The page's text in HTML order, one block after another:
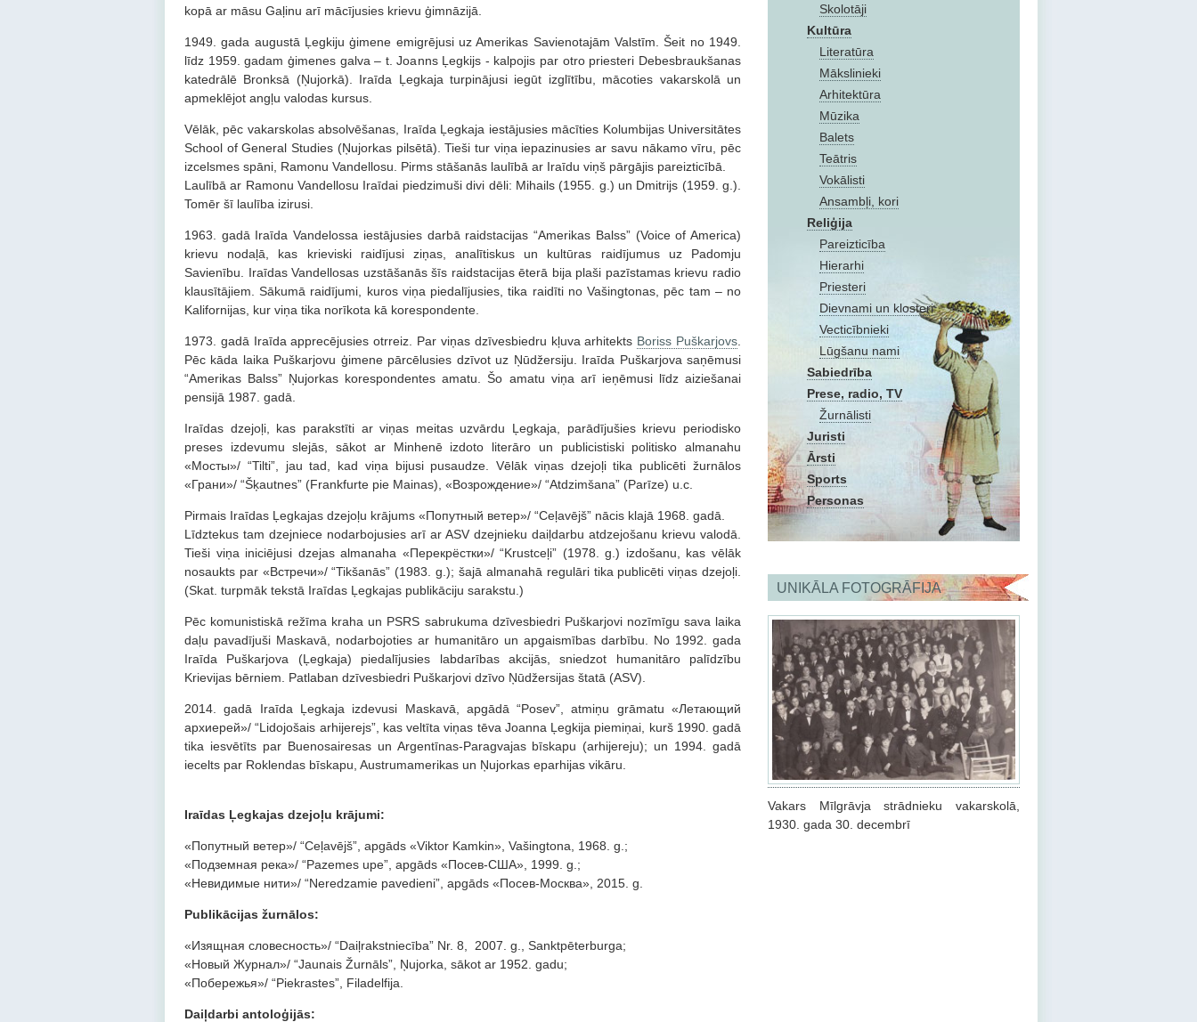
Skolotāji
Kultūra
Literatūra
Mākslinieki
Arhitektūra
Mūzika
Balets
Teātris
Vokālisti
Ansambļi, kori
Reliģija
Pareizticība
Hierarhi
Priesteri
Dievnami un klosteri
Vecticībnieki
Lūgšanu nami
Sabiedrība
Prese, radio, TV
Žurnālisti
Juristi
Ārsti
Sports
Personas
UNIKĀLA FOTOGRĀFIJA
Vakars Mīlgrāvja strādnieku vakarskolā,
1930. gada 30. decembrī
kopā ar māsu Gaļinu arī mācījusies krievu ģimnāzijā.
1949. gada augustā Ļegkiju ģimene emigrējusi uz Amerikas Savienotajām Valstīm. Šeit no 1949.
līdz 1959. gadam ģimenes galva – t. Joanns Ļegkijs - kalpojis par otro priesteri Debesbraukšanas
katedrālē Bronksā (Ņujorkā). Iraīda Ļegkaja turpinājusi iegūt izglītību, mācoties vakarskolā un
apmeklējot angļu valodas kursus.
Vēlāk, pēc vakarskolas absolvēšanas, Iraīda Ļegkaja iestājusies mācīties Kolumbijas Universitātes
School of General Studies (Ņujorkas pilsētā). Tieši tur viņa iepazinusies ar savu nākamo vīru, pēc
izcelsmes spāni, Ramonu Vandellosu. Pirms stāšanās laulībā ar Iraīdu viņš pārgājis pareizticībā.
Laulībā ar Ramonu Vandellosu Iraīdai piedzimuši divi dēli: Mihails (1955. g.) un Dmitrijs (1959. g.).
Tomēr šī laulība izirusi.
1963. gadā Iraīda Vandelossa iestājusies darbā raidstacijas “Amerikas Balss” (Voice of America)
krievu nodaļā, kas krieviski raidījusi ziņas, analītiskus un kultūras raidījumus uz Padomju
Savienību. Iraīdas Vandellosas uzstāšanās šīs raidstacijas ēterā bija plaši pazīstamas krievu radio
klausītājiem. Sākumā raidījumi, kuros viņa piedalījusies, tika raidīti no Vašingtonas, pēc tam – no
Kalifornijas, kur viņa tika norīkota kā korespondente.
1973. gadā Iraīda apprecējusies otrreiz. Par viņas dzīvesbiedru kļuva arhitekts Boriss Puškarjovs
Pēc kāda laika Puškarjovu ģimene pārcēlusies dzīvot uz Ņūdžersiju. Iraīda Puškarjova saņēmusi
“Amerikas Balss” Ņujorkas korespondentes amatu. Šo amatu viņa arī ieņēmusi līdz aiziešanai
pensijā 1987. gadā.
Iraīdas dzejoļi, kas parakstīti ar viņas meitas uzvārdu Ļegkaja, parādījušies krievu periodisko
preses izdevumu slejās, sākot ar Minhenē izdoto literāro un publicistiski politisko almanahu
«Мосты»/ “Tilti”, jau tad, kad viņa bijusi pusaudze. Vēlāk viņas dzejoļi tika publicēti žurnālos
«Грани»/ “Šķautnes” (Frankfurte pie Mainas), «Возрождение»/ “Atdzimšana” (Parīze) u.c.
Pirmais Iraīdas Ļegkajas dzejoļu krājums «Попутный ветер»/ “Ceļavējš” nācis klajā 1968. gadā.
Līdztekus tam dzejniece nodarbojusies arī ar ASV dzejnieku daiļdarbu atdzejošanu krievu valodā.
Tieši viņa iniciējusi dzejas almanaha «Перекрёстки»/ “Krustceļi” (1978. g.) izdošanu, kas vēlāk
nosaukts par «Встречи»/ “Tikšanās” (1983. g.); šajā almanahā regulāri tika publicēti viņas dzejoļi.
(Skat. turpmāk tekstā Iraīdas Ļegkajas publikāciju sarakstu.)
Pēc komunistiskā režīma kraha un PSRS sabrukuma dzīvesbiedri Puškarjovi nozīmīgu sava laika
daļu pavadījuši Maskavā, nodarbojoties ar humanitāro un apgaismības darbību. No 1992. gada
Iraīda Puškarjova (Ļegkaja) piedalījusies labdarības akcijās, sniedzot humanitāro palīdzību
Krievijas bērniem. Patlaban dzīvesbiedri Puškarjovi dzīvo Ņūdžersijas štatā (ASV).
2014. gadā Iraīda Ļegkaja izdevusi Maskavā, apgādā “Posev”, atmiņu grāmatu «Летающий
архиерей»/ “Lidojošais arhijerejs”, kas veltīta viņas tēva Joanna Ļegkija piemiņai, kurš 1990. gadā
tika iesvētīts par Buenosairesas un Argentīnas-Paragvajas bīskapu (arhijereju); un 1994. gadā
iecelts par Roklendas bīskapu, Austrumamerikas un Ņujorkas eparhijas vikāru.
Iraīdas Ļegkajas dzejoļu krājumi:
«Попутный ветер»/ “Ceļavējš”, apgāds «Viktor Kamkin», Vašingtona, 1968. g.;
«Подземная река»/ “Pazemes upe”, apgāds «Посев-США», 1999. g.;
«Невидимые нити»/ “Neredzamie pavedieni”, apgāds «Посев-Москва», 2015. g.
Publikācijas žurnālos:
«Изящная словесность»/ “Daiļrakstniecība” Nr. 8, 2007. g., Sanktpēterburga;
«Новый Журнал»/ “Jaunais Žurnāls”, Ņujorka, sākot ar 1952. gadu;
«Побережья»/ “Piekrastes”, Filadelfija.
Daiļdarbi antoloģijās: